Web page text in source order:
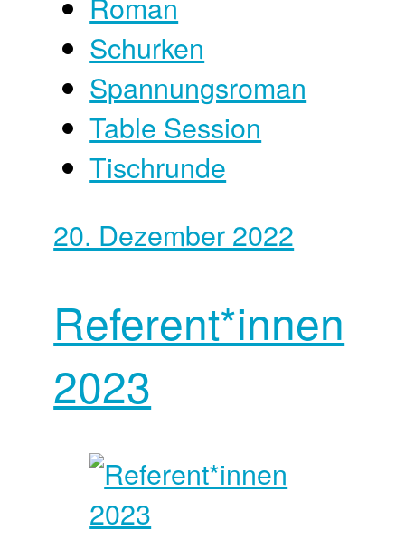
Schurken
Spannungsroman
Table Session
Tischrunde
20. Dezember 2022
Referent*innen
2023